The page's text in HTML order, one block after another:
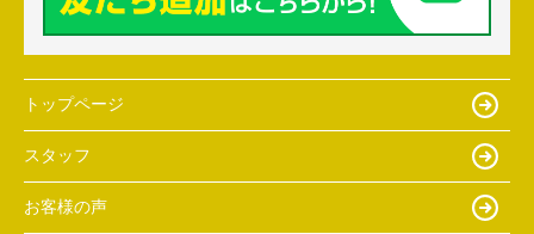
トップページ
スタッフ
お客様の声